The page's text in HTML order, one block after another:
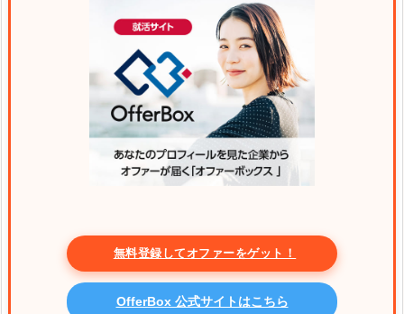
無料登録してオファーをゲット！
OfferBox 公式サイトはこちら